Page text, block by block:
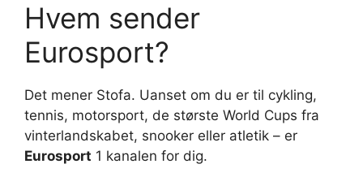
Hvem sender
Eurosport?
Det mener Stofa. Uanset om du er til cykling,
tennis, motorsport, de største World Cups fra
vinterlandskabet, snooker eller atletik – er
Eurosport 1 kanalen for dig.